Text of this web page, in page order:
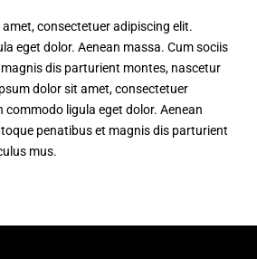
consectetuer adipiscing elit.
eget dolor. Aenean massa. Cum sociis
dis parturient montes, nascetur
dolor sit amet, consectetuer
commodo ligula eget dolor. Aenean
penatibus et magnis dis parturient
mus.